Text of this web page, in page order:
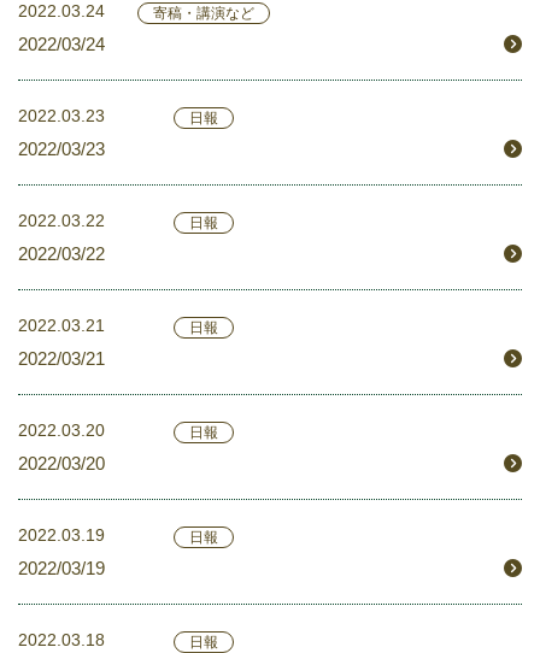
2022.03.24 寄稿・講演など
2022/03/24
2022.03.23 日報
2022/03/23
2022.03.22 日報
2022/03/22
2022.03.21 日報
2022/03/21
2022.03.20 日報
2022/03/20
2022.03.19 日報
2022/03/19
2022.03.18 日報